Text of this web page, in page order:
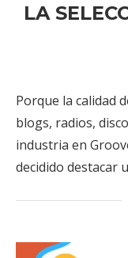
LA
Porque la calidad
blogs, radios,
industria en
decidido destacar